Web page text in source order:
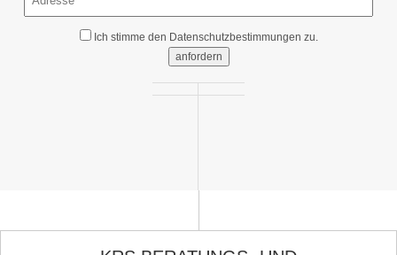
Ich stimme den Datenschutzbestimmungen zu.
anfordern